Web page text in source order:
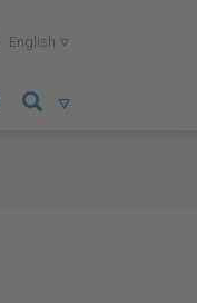
English 
